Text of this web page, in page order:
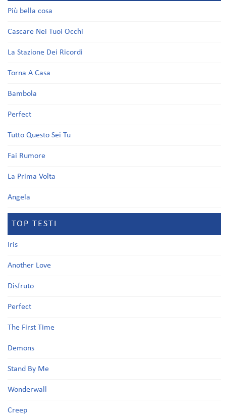
Più bella cosa
Cascare Nei Tuoi Occhi
La Stazione Dei Ricordi
Torna A Casa
Bambola
Perfect
Tutto Questo Sei Tu
Fai Rumore
La Prima Volta
Angela
TOP TESTI
Iris
Another Love
Disfruto
Perfect
The First Time
Demons
Stand By Me
Wonderwall
Creep